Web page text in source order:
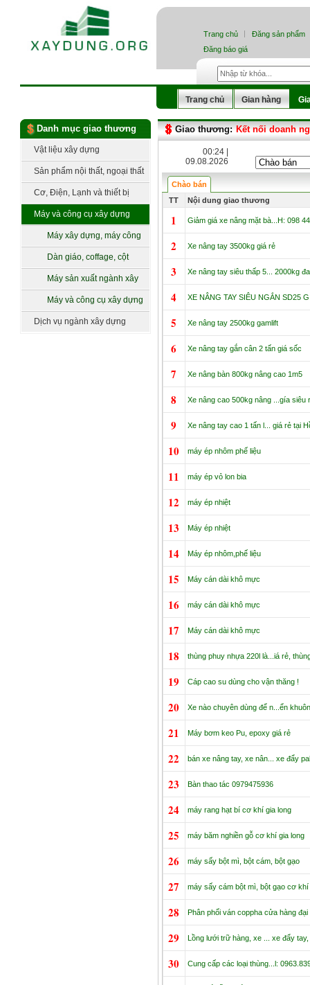
Trang chủ
Đăng sản phẩm
Đăng báo giá
Trang chủ Gian hàng
Danh mục giao thương
Vật liệu xây dựng
Sản phẩm nội thất, ngoại thất
Cơ, Điện, Lạnh và thiết bị
công nghệ
Máy và công cụ xây dựng
Máy xây dựng, máy công
Dàn giáo, coffage, cột
chống, ván khuôn
Máy sản xuất ngành xây
dựng
Máy và công cụ xây dựng
khác
Dịch vụ ngành xây dựng
Giao thương: Kết nối doanh
00:24 |
09.08.2026
Chào bán
TT
Nội dung giao thương
1 Giảm giá xe nâng mặt bà...H: 098
2 Xe nâng tay 3500kg giá rẻ
3 Xe nâng tay siêu thấp 5... 2000kg
4 XE NÂNG TAY SIÊU NGẮN SD25
5 Xe nâng tay 2500kg gamlift
6 Xe nâng tay gắn cân 2 tấn giá sốc
7 Xe nâng bàn 800kg nâng cao 1m5
8 Xe nâng cao 500kg nâng ...gía siêu
9 Xe nâng tay cao 1 tấn l... giá rẻ tại
10 máy ép nhôm phế liệu
11 máy ép vỏ lon bia
12 máy ép nhiệt
13 Máy ép nhiệt
14 Máy ép nhôm,phế liệu
15 Máy cán dài khô mực
16 máy cán dài khô mực
17 Máy cán dài khô mực
18 thùng phuy nhựa 220l là...iá rẻ,
19 Cáp cao su dùng cho vận thăng !
20 Xe nào chuyên dùng để n...ển
21 Máy bơm keo Pu, epoxy giá rẻ
22 bán xe nâng tay, xe nân... xe đẩy
23 Bàn thao tác 0979475936
24 máy rang hạt bí cơ khí gia long
25 máy băm nghiền gỗ cơ khí gia long
26 máy sấy bột mì, bột cám, bột gạo
27 máy sấy cám bột mì, bột gạo cơ khí
28 Phân phối ván coppha cửa hàng đại
29 Lồng lưới trữ hàng, xe ... xe đẩy
30 Cung cấp các loại thùng...l: